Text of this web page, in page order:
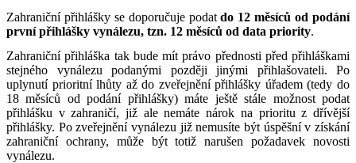
Zahraniční přihlášky se doporučuje podatdo 12 měsíců od podání
první přihlášky vynálezu, tzn. 12 měsíců od data priority.
Zahraniční přihláška tak bude mít právo přednosti před přihláškami
stejného vynálezu podanými později jinými přihlašovateli. Po
uplynutí prioritní lhůty až do zveřejnění přihlášky úřadem (tedy do
18 měsíců od podání přihlášky) máte ještě stále možnost podat
přihlášku v zahraničí, již ale nemáte nárok na prioritu z dřívější
přihlášky. Po zveřejnění vynálezu již nemusíte být úspěšní v získání
zahraniční ochrany, může být totiž narušen požadavek novosti
vynálezu.